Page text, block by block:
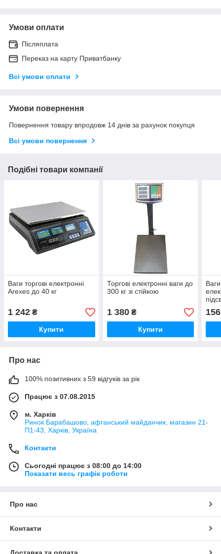
Умови оплати
Післяплата
Переказ на карту Приватбанку
Всі умови оплати
Умови повернення
Повернення товару впродовж 14 днів за рахунок покупця
Всі умови повернення
Подібні товари компанії
Ваги торгові електронні
Arexes до 40 кг
1 242 ₴
Купити
Торгові електронні ваги до
300 кг зі стійкою
1 380₴
Купити
156
Про нас
100% позитивних з 59 відгуків за рік
Працює з 07.08.2015
м. Харків
Ринок Барабашово, афганський майданчик, магазин 21-
П1-43, Харків, Україна
Контакти
Сьогодні працює з 08:00 до 14:00
Показати весь графік роботи
Про нас
Контакти